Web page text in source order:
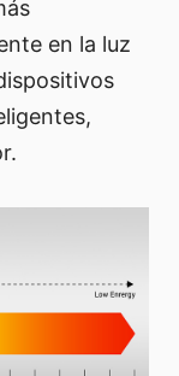
en la luz